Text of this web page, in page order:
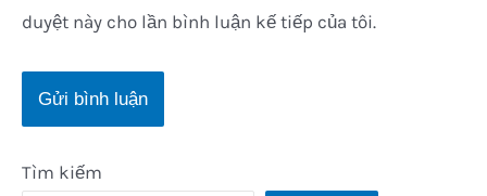
Tìm kiếm
duyệt này cho lần bình luận kế tiếp của tôi.